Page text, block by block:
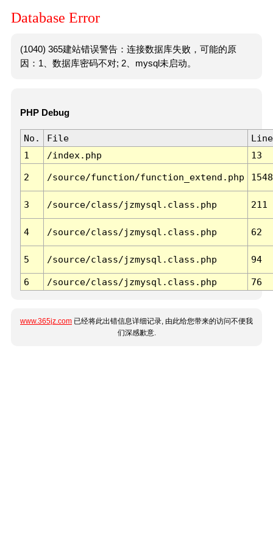
Database Error
(1040) 365建站错误警告：连接数据库失败，可能的原
因：1、数据库密码不对; 2、mysql未启动。
PHP Debug
No. File
Line
1
/index.php 13
2 /source/function/function_extend.php 1548
3 /source/class/jzmysql.class.php 211
4 /source/class/jzmysql.class.php 62
5 /source/class/jzmysql.class.php 94
6 /source/class/jzmysql.class.php 76
www.365jz.com 已经将此出错信息详细记录, 由此给您带来的访问不便我
们深感歉意.